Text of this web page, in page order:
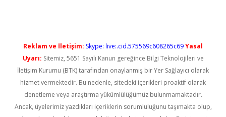
Reklam ve İletişim: Skype: live:.cid.575569c608265c69Yasal
Uyarı: Sitemiz, 5651 Sayılı Kanun gereğince Bilgi Teknolojileri ve
İletişim Kurumu (BTK) tarafından onaylanmış bir Yer Sağlayıcı olarak
hizmet vermektedir. Bu nedenle, sitedeki içerikleri proaktif olarak
denetleme veya araştırma yükümlülüğümüz bulunmamaktadır.
Ancak, üyelerimiz yazdıkları içeriklerin sorumluluğunu taşımakta olup,